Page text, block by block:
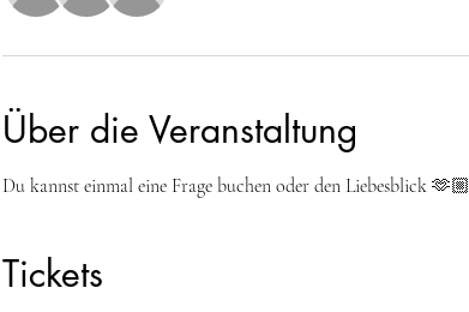
Über die Veranstaltung
Du kannst einmal eine Frage buchen oder den Liebesblick 🫶🏼
Tickets